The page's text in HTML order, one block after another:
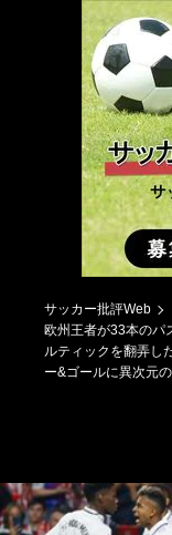
サッカー批評Web
欧州王者が33本のパ
ルティックを翻弄し
ー&ゴールに異次元